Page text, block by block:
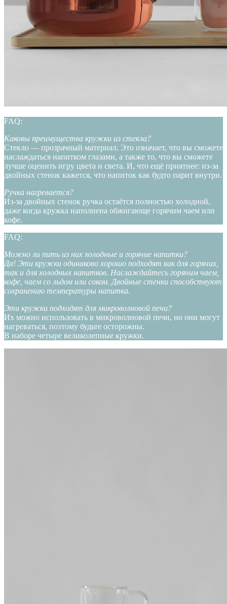
FAQ:
Каковы преимущества кружки из стекла?
Стекло — прозрачный материал. Это означает, что вы сможете
наслаждаться напитком глазами, а также то, что вы сможете
лучше оценить игру цвета и света. И, что ещё приятнее: из-за
двойных стенок кажется, что напиток как будто парит внутри.
Ручка нагревается?
Из-за двойных стенок ручка остаётся полностью холодной,
даже когда кружка наполнена обжигающе горячим чаем или
кофе.
FAQ:
Можно ли пить из них холодные и горячие напитки?
Да! Эти кружки одинаково хорошо подходят как для горячих,
так и для холодных напитков. Наслаждайтесь горячим чаем,
кофе, чаем со льдом или соком. Двойные стенки способствуют
сохранению температуры напитка.
Эти кружки подходят для микроволновой печи?
Их можно использовать в микроволновой печи, но они могут
нагреваться, поэтому будьте осторожны.
В наборе четыре великолепные кружки.